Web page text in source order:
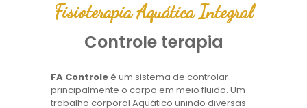
Fisioterapia Aquática Integral
Controle terapia
FA Controleé um sistema de controlar
principalmente o corpo em meio fluido. Um
trabalho corporal Aquático unindo diversas